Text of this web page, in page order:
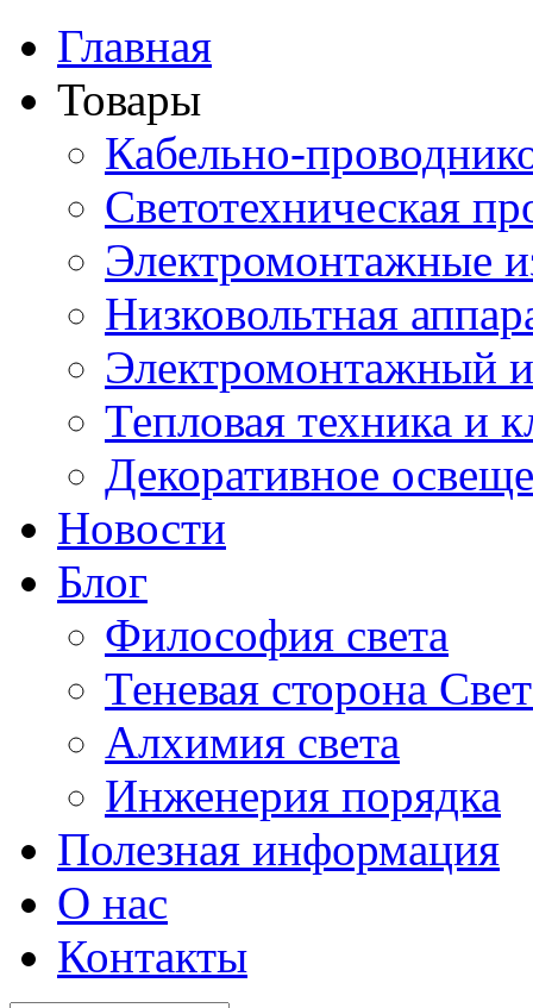
Главная
Товары
Кабельно-
Светотехническая
Электромонтажные
Низковольтная
Электромонтажный
Тепловая техника и
Декоративное
Новости
Блог
Философия света
Теневая сторона
Алхимия света
Инженерия порядка
Полезная информация
О нас
Контакты